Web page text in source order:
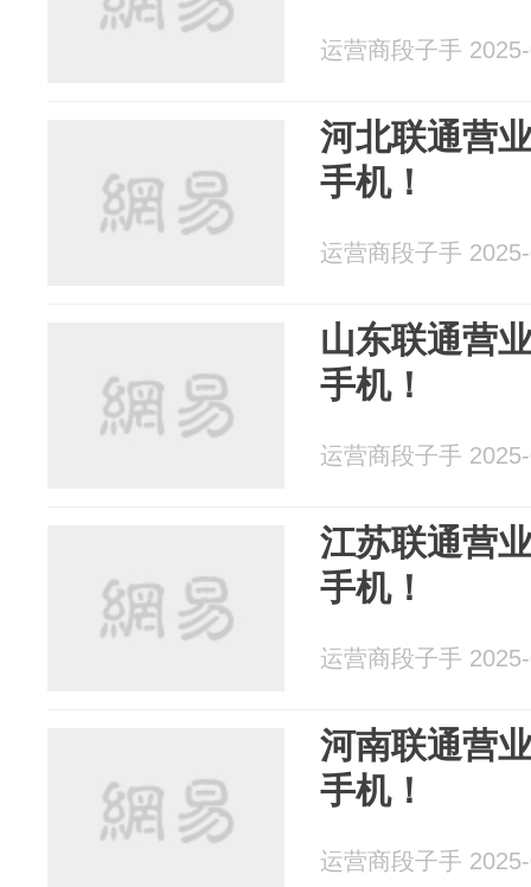
运营商段子手
河北联通营
手机！
运营商段子手
山东联通营
手机！
运营商段子手
江苏联通营
手机！
运营商段子手
河南联通营
手机！
运营商段子手